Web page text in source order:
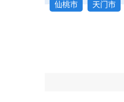
仙桃市
天门市